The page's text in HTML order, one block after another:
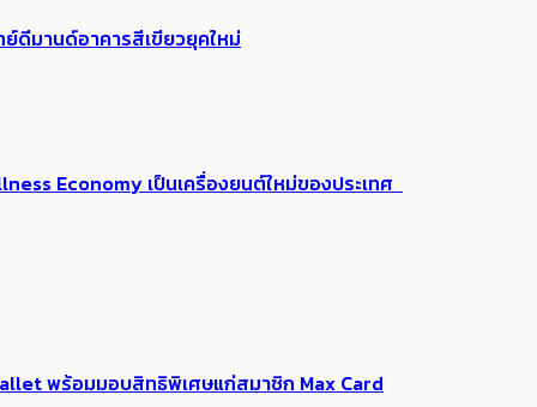
ย์ดีมานด์อาคารสีเขียวยุคใหม่
Economy เป็นเครื่องยนต์ใหม่ของประเทศ
พร้อมมอบสิทธิพิเศษแก่สมาชิก Max Card